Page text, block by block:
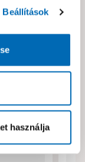
Beállítások
használja
leírásában?